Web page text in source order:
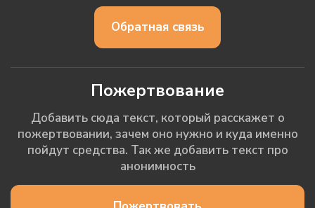
Обратная связь
Пожертвование
Добавить сюда текст, который расскажет о
пожертвовании, зачем оно нужно и куда именно
пойдут средства. Так же добавить текст про
анонимность